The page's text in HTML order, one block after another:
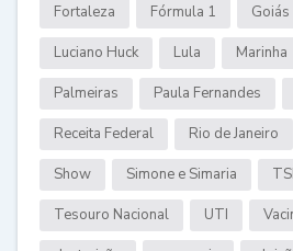
Fortaleza Fórmula 1 Goiás
Luciano Huck Lula Marinha
Palmeiras Paula Fernandes
Receita Federal Rio de Janeiro
Show Simone e Simaria
Tesouro Nacional UTI